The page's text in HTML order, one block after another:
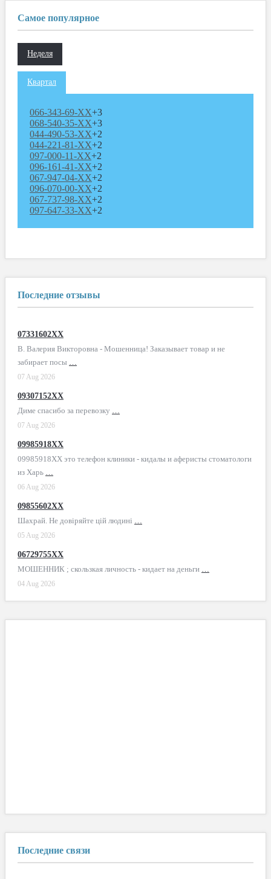
Самое популярное
Неделя
Квартал
066-343-69-XX+3
068-540-35-XX+3
044-490-53-XX+2
044-221-81-XX+2
097-000-11-XX+2
096-161-41-XX+2
067-947-04-XX+2
096-070-00-XX+2
067-737-98-XX+2
097-647-33-XX+2
Последние отзывы
07331602XX
В. Валерия Викторовна - Мошенница! Заказывает товар и не
забирает посы …
07 Aug 2026
09307152XX
Диме спасибо за перевозку …
07 Aug 2026
09985918XX
09985918XX это телефон клиники - кидалы и аферисты стоматологи
из Харь …
06 Aug 2026
09855602XX
Шахрай. Не довіряйте цій людині …
05 Aug 2026
06729755XX
МОШЕННИК ; скользкая личность - кидает на деньги …
04 Aug 2026
Последние связи